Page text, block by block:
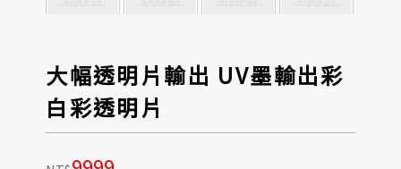
大幅透明片輸出 UV墨輸出彩
白彩透明片